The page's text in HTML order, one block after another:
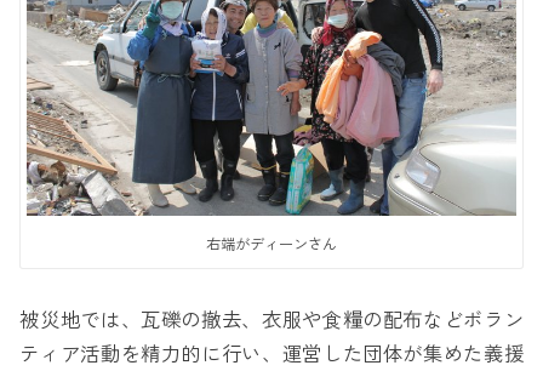
右端がディーンさん
被災地では、瓦礫の撤去、衣服や食糧の配布などボラン
ティア活動を精力的に行い、運営した団体が集めた義援